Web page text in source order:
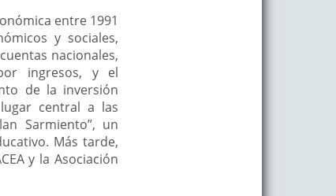
entre 1991
y sociales,
nacionales,
ingresos, y el
de la inversión
central a las
Sarmiento”, un
Más tarde,
y la Asociación